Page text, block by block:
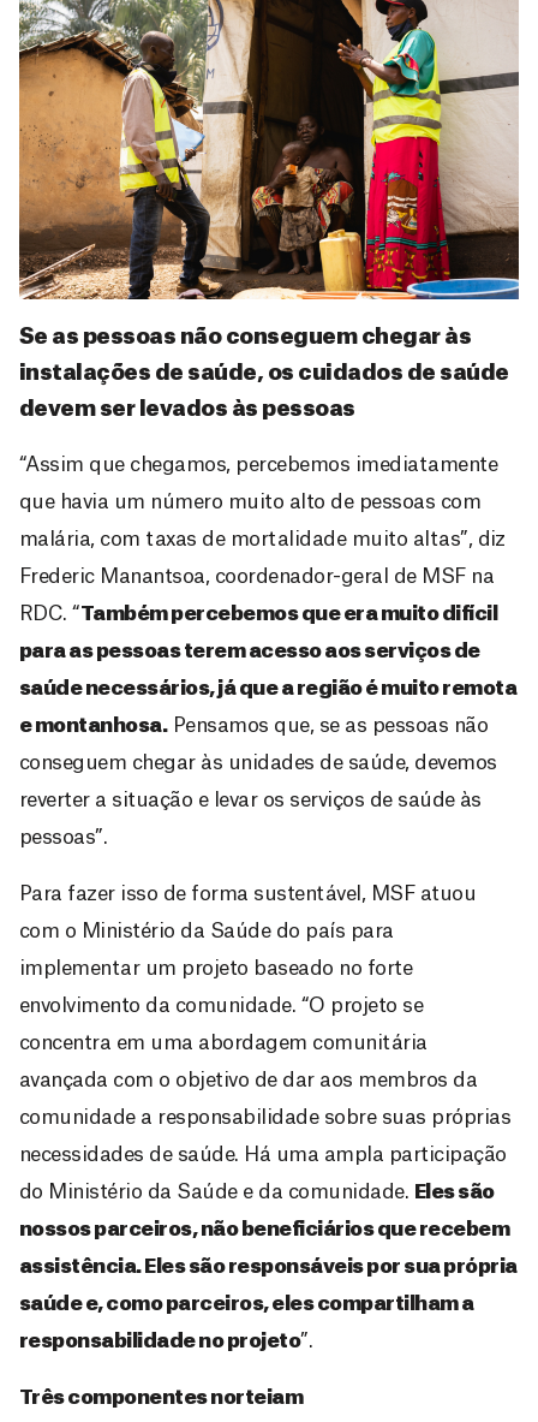
Se as pessoas não conseguem chegar às
instalações de saúde, os cuidados de saúde
devem ser levados às pessoas
“Assim que chegamos, percebemos imediatamente
que havia um número muito alto de pessoas com
malária, com taxas de mortalidade muito altas”, diz
Frederic Manantsoa, coordenador-geral de MSF na
RDC. “Também percebemos que era muito difícil
para as pessoas terem acesso aos serviços de
saúde necessários, já que a região é muito remota
e montanhosa.Pensamos que, se as pessoas não
conseguem chegar às unidades de saúde, devemos
reverter a situação e levar os serviços de saúde às
pessoas”.
Para fazer isso de forma sustentável, MSF atuou
com o Ministério da Saúde do país para
implementar um projeto baseado no forte
envolvimento da comunidade. “O projeto se
concentra em uma abordagem comunitária
avançada com o objetivo de dar aos membros da
comunidade a responsabilidade sobre suas próprias
necessidades de saúde. Há uma ampla participação
do Ministério da Saúde e da comunidade. Eles são
nossos parceiros, não beneficiários que recebem
assistência. Eles são responsáveis por sua própria
saúde e, como parceiros, eles compartilham a
responsabilidade no projeto”.
Três componentes norteiam